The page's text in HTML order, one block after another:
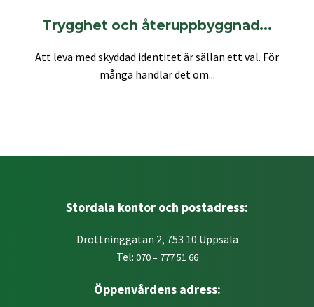
Trygghet och återuppbyggnad...
Att leva med skyddad identitet är sällan ett val. För
många handlar det om...
Stordala kontor och postadress:
Drottninggatan 2, 753 10 Uppsala
Tel: 070 – 777 51 66
Öppenvårdens adress: